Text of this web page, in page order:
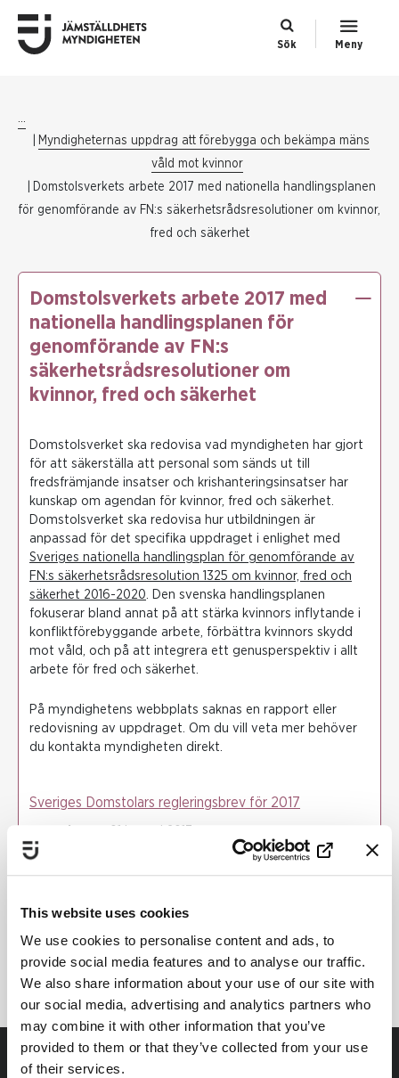
This website uses cookies
We use cookies to personalise content and ads, to
provide social media features and to analyse our traffic.
We also share information about your use of our site with
our social media, advertising and analytics partners who
may combine it with other information that you’ve
provided to them or that they’ve collected from your use
of their services.
Sök Meny
...
Myndigheternas uppdrag att förebygga och bekämpa mäns
våld mot kvinnor
Domstolsverkets arbete 2017 med nationella handlingsplanen
för genomförande av FN:s säkerhetsrådsresolutioner om kvinnor,
fred och säkerhet
Domstolsverkets arbete 2017 med
nationella handlingsplanen för
genomförande av FN:s
säkerhetsrådsresolutioner om
kvinnor, fred och säkerhet
Domstolsverket ska redovisa vad myndigheten har gjort
för att säkerställa att personal som sänds ut till
fredsfrämjande insatser och krishanteringsinsatser har
kunskap om agendan för kvinnor, fred och säkerhet.
Domstolsverket ska redovisa hur utbildningen är
anpassad för det specifika uppdraget i enlighet med
Sveriges nationella handlingsplan för genomförande av
FN:s säkerhetsrådsresolution 1325 om kvinnor, fred och
säkerhet 2016-2020 . Den svenska handlingsplanen
fokuserar bland annat på att stärka kvinnors inflytande i
konfliktförebyggande arbete, förbättra kvinnors skydd
mot våld, och på att integrera ett genusperspektiv i allt
arbete för fred och säkerhet.
På myndighetens webbplats saknas en rapport eller
redovisning av uppdraget. Om du vill veta mer behöver
du kontakta myndigheten direkt.
Sveriges Domstolars regleringsbrev för 2017
Startdatum
: 01 januari 2017
Slutdatum
SKYDD FÖR VÅLDSUTSATTA
KUNSKAPSBASERAT ARBETE